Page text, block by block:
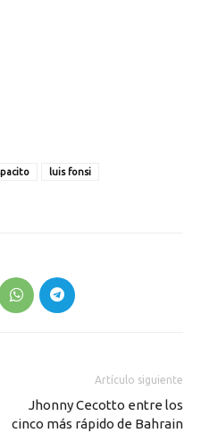
luis fonsi
Artículo siguiente
Jhonny Cecotto entre los
cinco más rápido de Bahrain